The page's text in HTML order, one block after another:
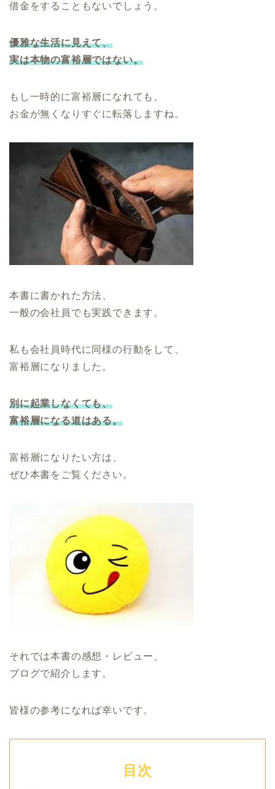
借金をすることもないでしょう。
優雅な生活に見えて、
実は本物の富裕層ではない。
もし一時的に富裕層になれても、
お金が無くなりすぐに転落しますね。
本書に書かれた方法、
一般の会社員でも実践できます。
私も会社員時代に同様の行動をして、
富裕層になりました。
別に起業しなくても、
富裕層になる道はある。
富裕層になりたい方は、
ぜひ本書をご覧ください。
それでは本書の感想・レビュー、
ブログで紹介します。
皆様の参考になれば幸いです。
目次